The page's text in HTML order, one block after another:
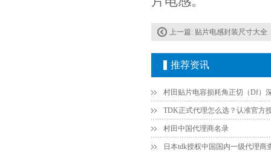
上一篇: 贴片电感封装尺寸大全
推荐资讯
村田中国代理商名录
日本tdk授权中国国内一级代理商